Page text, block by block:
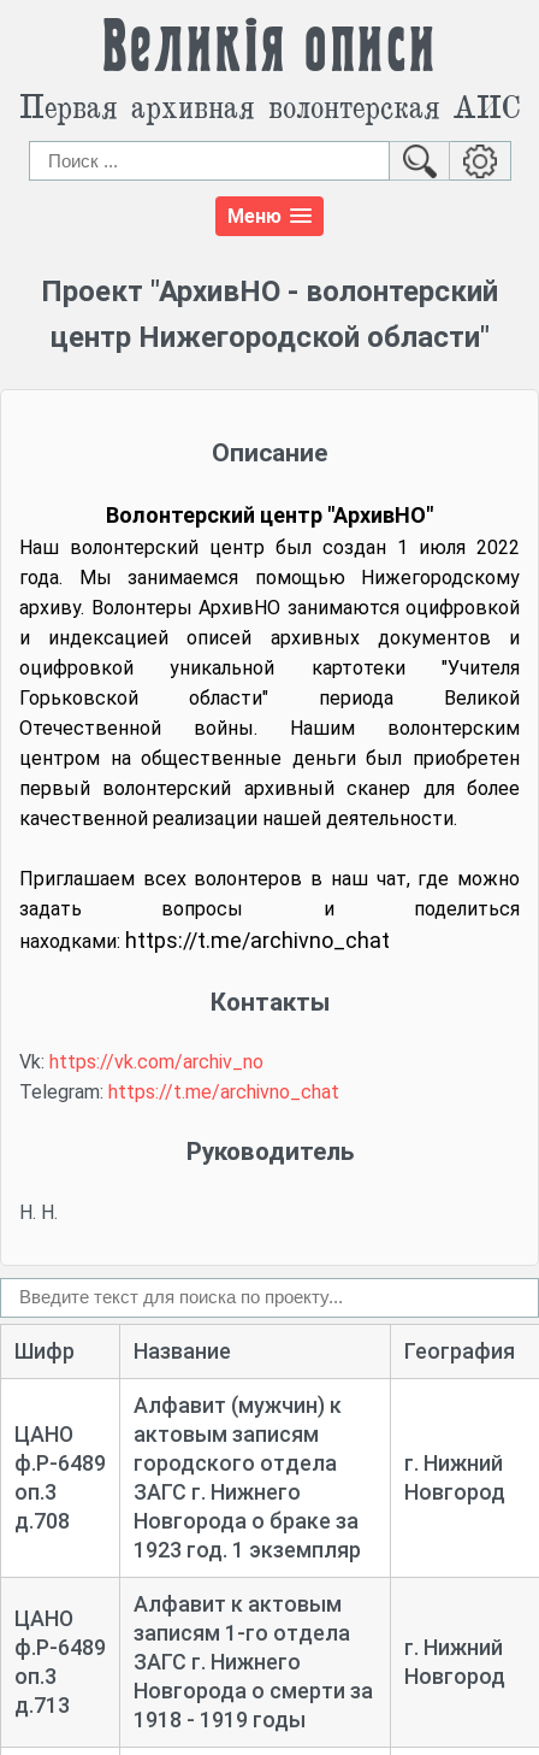
Великія описи
Первая архивная волонтерская АИС
Меню
Проект "АрхивНО - волонтерский
центр Нижегородской области"
Описание
Волонтерский центр "АрхивНО"
Наш волонтерский центр был создан 1 июля 2022
года. Мы занимаемся помощью Нижегородскому
архиву. Волонтеры АрхивНО занимаются оцифровкой
и индексацией описей архивных документов и
оцифровкой уникальной картотеки "Учителя
Горьковской области" периода Великой
Отечественной войны. Нашим волонтерским
центром на общественные деньги был приобретен
первый волонтерский архивный сканер для более
качественной реализации нашей деятельности.
Приглашаем всех волонтеров в наш чат, где можно
задать вопросы и поделиться
находками: https://t.me/archivno_chat
Контакты
Vk: https://vk.com/archiv_no
Telegram: https://t.me/archivno_chat
Руководитель
Н. Н.
Шифр Название География
ЦАНО
ф.Р-6489
оп.3
д.708
Алфавит (мужчин) к
актовым записям
городского отдела
ЗАГС г. Нижнего
Новгорода о браке за
1923 год. 1 экземпляр
г. Нижний
Новгород
ЦАНО
ф.Р-6489
оп.3
д.713
Алфавит к актовым
записям 1-го отдела
ЗАГС г. Нижнего
Новгорода о смерти за
1918 - 1919 годы
г. Нижний
Новгород